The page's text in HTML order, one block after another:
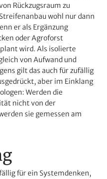
Rückzugsraum zu
wohl nur dann
er als Ergänzung
oder Agroforst
wird. Als isolierte
von Aufwand und
gilt das auch für zufällig
aber im Einklang
Werden die
nicht von der
sie gemessen am
für ein Systemdenken,